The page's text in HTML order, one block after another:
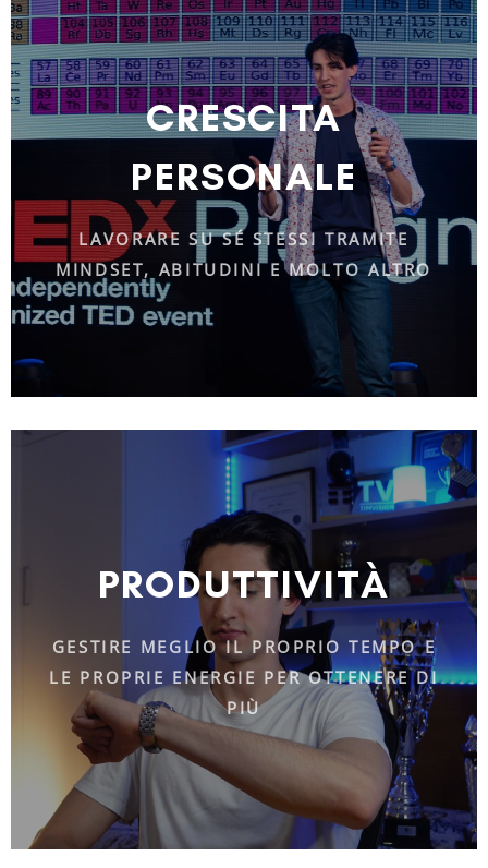
CRESCITA
PERSONALE
LAVORARE SU SÉ STESSI TRAMITE
MINDSET, ABITUDINI E MOLTO ALTRO
PRODUTTIVITÀ
GESTIRE MEGLIO IL PROPRIO TEMPO E
LE PROPRIE ENERGIE PER OTTENERE DI
PIÙ